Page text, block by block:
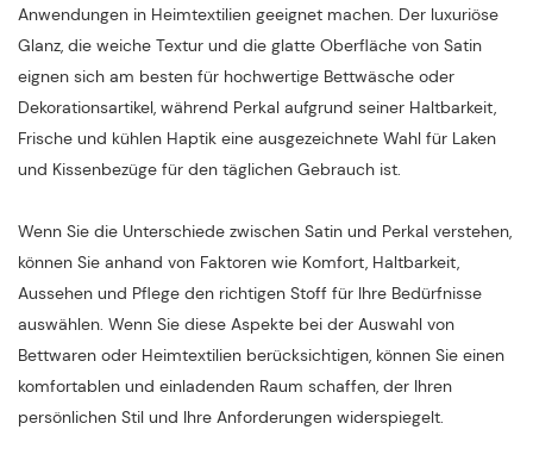
Anwendungen in Heimtextilien geeignet machen. Der luxuriöse
Glanz, die weiche Textur und die glatte Oberfläche von Satin
eignen sich am besten für hochwertige Bettwäsche oder
Dekorationsartikel, während Perkal aufgrund seiner Haltbarkeit,
Frische und kühlen Haptik eine ausgezeichnete Wahl für Laken
und Kissenbezüge für den täglichen Gebrauch ist.
Wenn Sie die Unterschiede zwischen Satin und Perkal verstehen,
können Sie anhand von Faktoren wie Komfort, Haltbarkeit,
Aussehen und Pflege den richtigen Stoff für Ihre Bedürfnisse
auswählen. Wenn Sie diese Aspekte bei der Auswahl von
Bettwaren oder Heimtextilien berücksichtigen, können Sie einen
komfortablen und einladenden Raum schaffen, der Ihren
persönlichen Stil und Ihre Anforderungen widerspiegelt.